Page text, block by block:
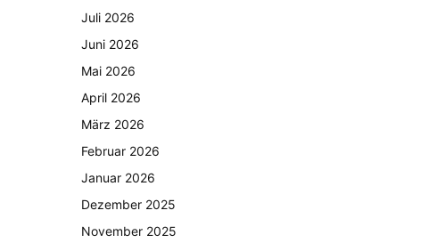
Juli 2026
Juni 2026
Mai 2026
April 2026
März 2026
Februar 2026
Januar 2026
Dezember 2025
November 2025